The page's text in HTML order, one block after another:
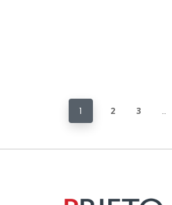
1 2 3 …